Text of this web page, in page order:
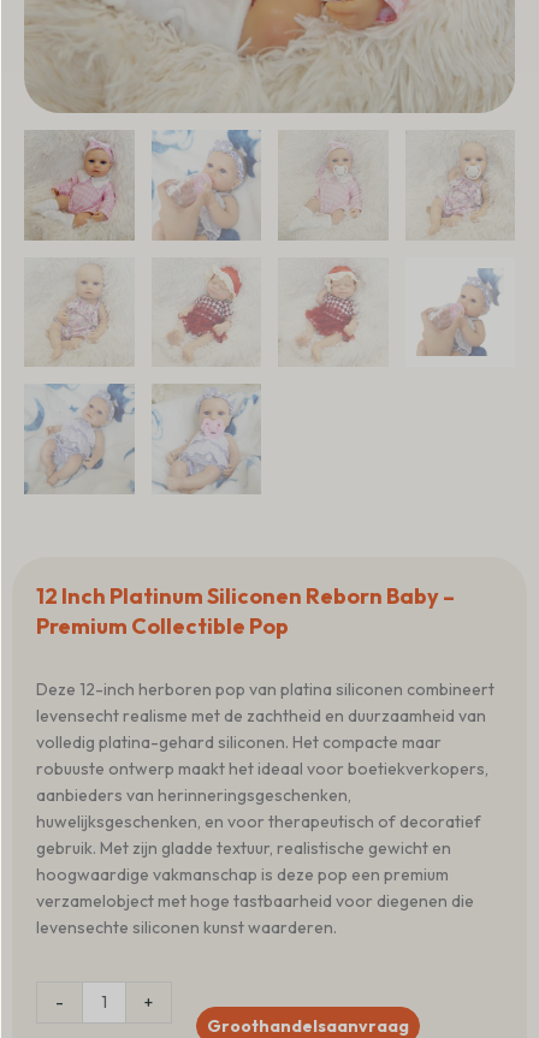
12 Inch Platinum Siliconen Reborn Baby –
Premium Collectible Pop
Deze 12-inch herboren pop van platina siliconen combineert
levensecht realisme met de zachtheid en duurzaamheid van
volledig platina-gehard siliconen. Het compacte maar
robuuste ontwerp maakt het ideaal voor boetiekverkopers,
aanbieders van herinneringsgeschenken,
huwelijksgeschenken, en voor therapeutisch of decoratief
gebruik. Met zijn gladde textuur, realistische gewicht en
hoogwaardige vakmanschap is deze pop een premium
verzamelobject met hoge tastbaarheid voor diegenen die
levensechte siliconen kunst waarderen.
-
+
Groothandelsaanvraag